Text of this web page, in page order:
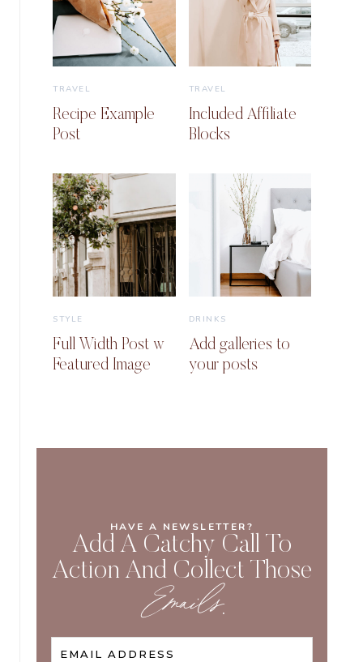
TRAVEL
Recipe Example
Post
TRAVEL
Included Affiliate
Blocks
STYLE
Full Width Post w
Featured Image
DRINKS
Add galleries to
your posts
HAVE A NEWSLETTER?
Add A Catchy Call To
Action And Collect Those
Emails.
EMAIL ADDRESS